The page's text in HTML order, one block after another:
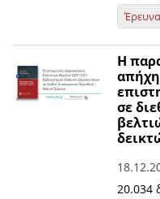
Έρευνα
H
σε
20.034